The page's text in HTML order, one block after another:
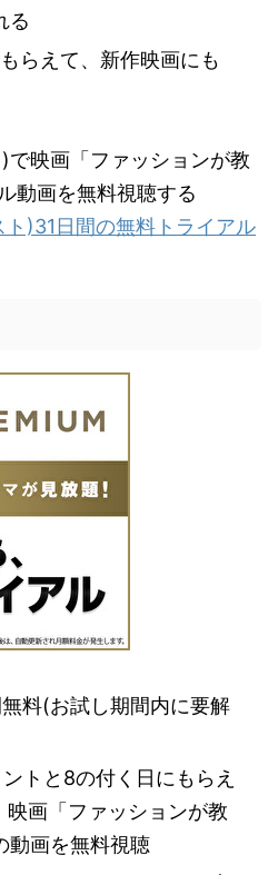
る
らえて、新作映画にも
映画「ファッションが教
動画を無料視聴する
)31日間の無料トライアル
料(お試し期間内に要解
トと8の付く日にもらえ
画「ファッションが教
動画を無料視聴